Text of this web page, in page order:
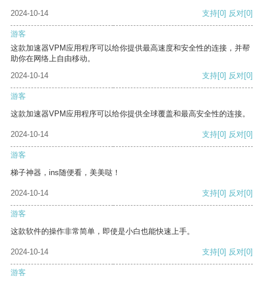
2024-10-14 支持[0] 反对[0]
游客
这款加速器VPM应用程序可以给你提供最高速度和安全性的连接，并帮
助你在网络上自由移动。
2024-10-14
支持[0] 反对[0]
游客
这款加速器VPM应用程序可以给你提供全球覆盖和最高安全性的连接。
2024-10-14 支持[0] 反对[0]
游客
梯子神器，ins随便看，美美哒！
2024-10-14 支持[0] 反对[0]
游客
这款软件的操作非常简单，即使是小白也能快速上手。
2024-10-14 支持[0] 反对[0]
游客